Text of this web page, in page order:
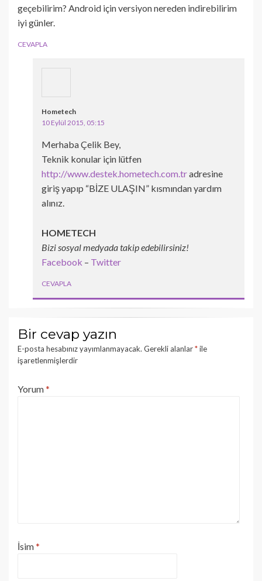
geçebilirim? Android için versiyon nereden indirebilirim
iyi günler.
CEVAPLA
Hometech
10 Eylül 2015, 05:15
Merhaba Çelik Bey,
Teknik konular için lütfen
http://www.destek.hometech.com.tradresine
giriş yapıp “BİZE ULAŞIN” kısmından yardım
alınız.
HOMETECH
Bizi sosyal medyada takip edebilirsiniz!
Facebook – Twitter
CEVAPLA
Bir cevap yazın
E-posta hesabınız yayımlanmayacak. Gerekli alanlar*ile
işaretlenmişlerdir
Yorum*
İsim*